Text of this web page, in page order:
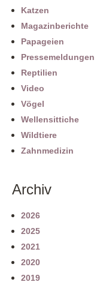
Katzen
Magazinberichte
Papageien
Pressemeldungen
Reptilien
Video
Vögel
Wellensittiche
Wildtiere
Zahnmedizin
Archiv
2026
2025
2021
2020
2019